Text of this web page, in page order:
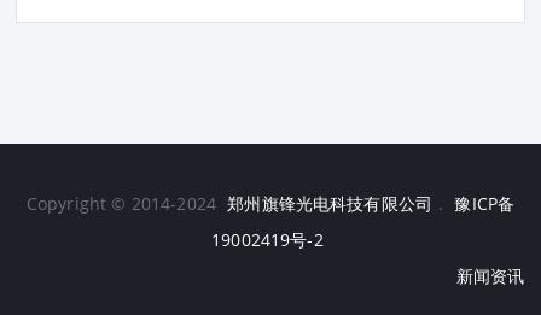
Copyright © 2014-2024 郑州旗锋光电科技有限公司 . 豫ICP备
19002419号-2
新闻资讯